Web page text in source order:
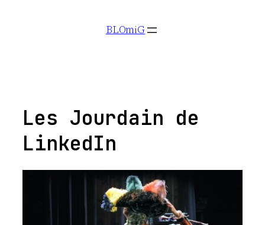
BLOmiG
Les Jourdain de
LinkedIn